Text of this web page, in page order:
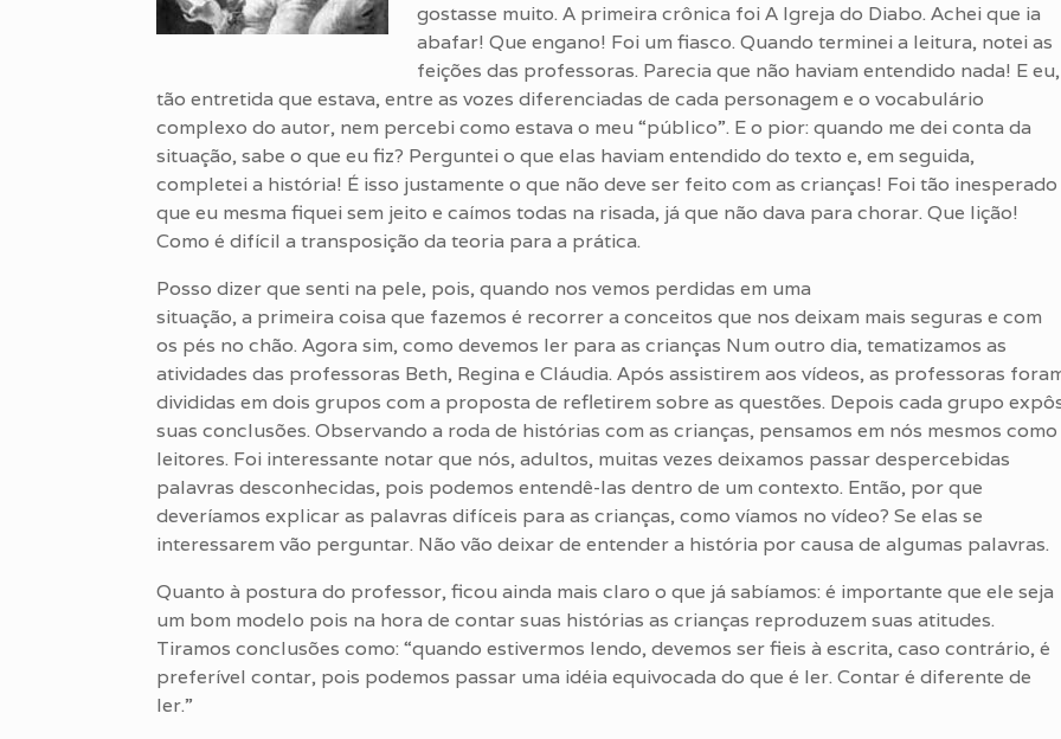
gostasse muito. A primeira crônica foi A Igreja do Diabo. Achei que ia
abafar! Que engano! Foi um fiasco. Quando terminei a leitura, notei as
feições das professoras. Parecia que não haviam entendido nada! E eu,
tão entretida que estava, entre as vozes diferenciadas de cada personagem e o vocabulário
complexo do autor, nem percebi como estava o meu “público”. E o pior: quando me dei conta da
situação, sabe o que eu fiz? Perguntei o que elas haviam entendido do texto e, em seguida,
completei a história! É isso justamente o que não deve ser feito com as crianças! Foi tão inesperado
que eu mesma fiquei sem jeito e caímos todas na risada, já que não dava para chorar. Que lição!
Como é difícil a transposição da teoria para a prática.
Posso dizer que senti na pele, pois, quando nos vemos perdidas em uma
situação, a primeira coisa que fazemos é recorrer a conceitos que nos deixam mais seguras e com
os pés no chão. Agora sim, como devemos ler para as crianças Num outro dia, tematizamos as
atividades das professoras Beth, Regina e Cláudia. Após assistirem aos vídeos, as professoras
divididas em dois grupos com a proposta de refletirem sobre as questões. Depois cada grupo
suas conclusões. Observando a roda de histórias com as crianças, pensamos em nós mesmos como
leitores. Foi interessante notar que nós, adultos, muitas vezes deixamos passar despercebidas
palavras desconhecidas, pois podemos entendê-las dentro de um contexto. Então, por que
deveríamos explicar as palavras difíceis para as crianças, como víamos no vídeo? Se elas se
interessarem vão perguntar. Não vão deixar de entender a história por causa de algumas palavras.
Quanto à postura do professor, ficou ainda mais claro o que já sabíamos: é importante que ele seja
um bom modelo pois na hora de contar suas histórias as crianças reproduzem suas atitudes.
Tiramos conclusões como: “quando estivermos lendo, devemos ser fieis à escrita, caso contrário, é
preferível contar, pois podemos passar uma idéia equivocada do que é ler. Contar é diferente de
ler.”